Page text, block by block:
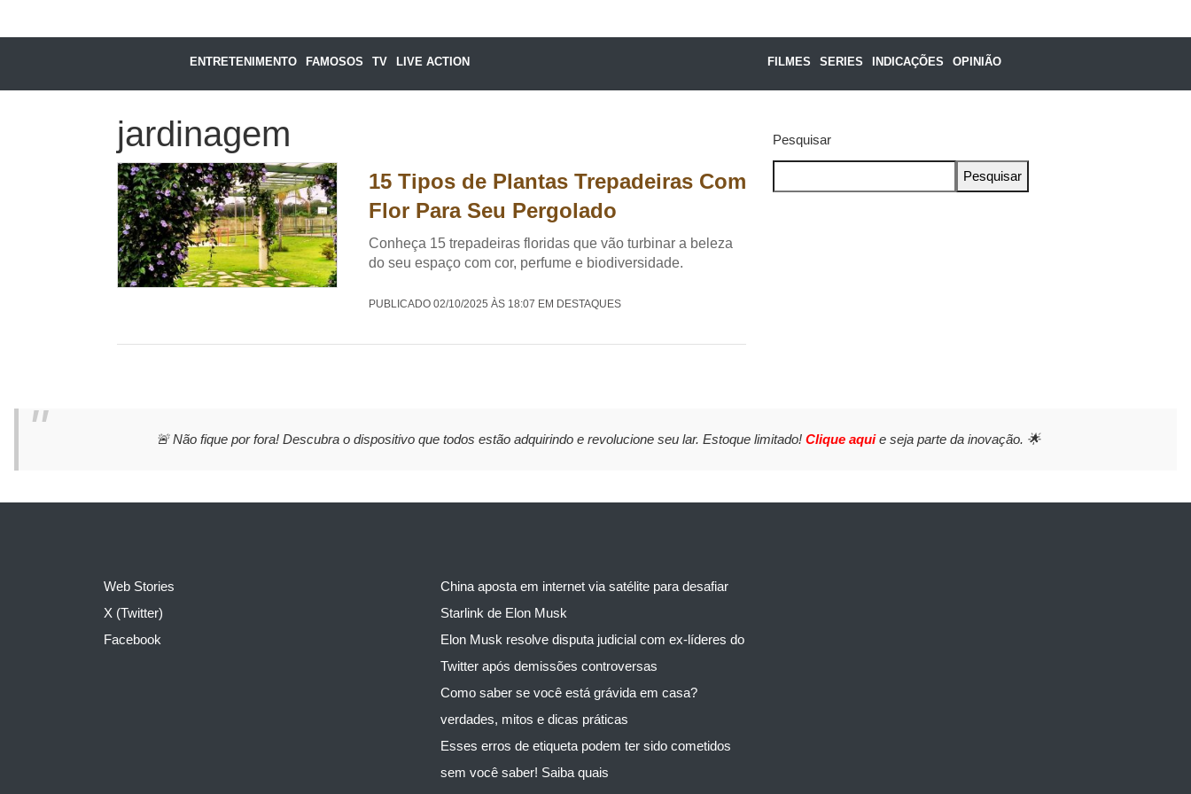
ENTRETENIMENTO FAMOSOS TV LIVE ACTION FILMES SERIES INDICAÇÕES OPINIÃO
jardinagem
15 Tipos de Plantas Trepadeiras Com
Flor Para Seu Pergolado
Conheça 15 trepadeiras floridas que vão turbinar a beleza
do seu espaço com cor, perfume e biodiversidade.
PUBLICADO 02/10/2025 ÀS 18:07 EM DESTAQUES
Pesquisar
Pesquisar
🚨 Não fique por fora! Descubra o dispositivo que todos estão adquirindo e revolucione seu lar. Estoque limitado! Clique aquie seja parte da inovação. 🌟
Web Stories
X (Twitter)
Facebook
China aposta em internet via satélite para desafiar
Starlink de Elon Musk
Elon Musk resolve disputa judicial com ex-líderes do
Twitter após demissões controversas
Como saber se você está grávida em casa?
verdades, mitos e dicas práticas
Esses erros de etiqueta podem ter sido cometidos
sem você saber! Saiba quais